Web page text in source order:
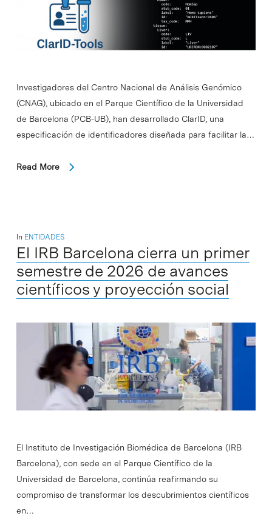
Investigadores del Centro Nacional de Análisis Genómico
(CNAG), ubicado en el Parque Científico de la Universidad
de Barcelona (PCB-UB), han desarrollado ClarID, una
especificación de identificadores diseñada para facilitar la…
Read More
In ENTIDADES
El IRB Barcelona cierra un primer
semestre de 2026 de avances
científicos y proyección social
El Instituto de Investigación Biomédica de Barcelona (IRB
Barcelona), con sede en el Parque Científico de la
Universidad de Barcelona, continúa reafirmando su
compromiso de transformar los descubrimientos científicos
en…